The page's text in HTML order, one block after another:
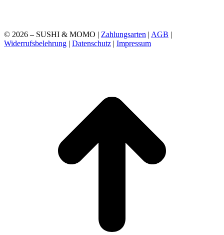
© 2026 – SUSHI & MOMO | Zahlungsarten | AGB |
Widerrufsbelehrung | Datenschutz | Impressum